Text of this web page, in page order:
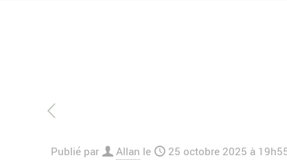
Publié par Allan le 25 octobre 2025 à